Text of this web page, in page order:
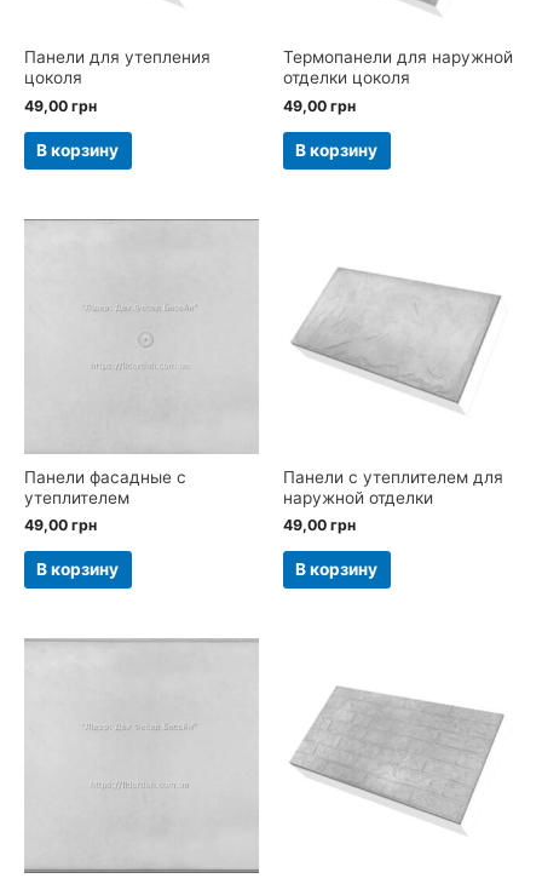
Панели для утепления
цоколя
49,00 грн
В корзину
Термопанели для наружной
отделки цоколя
49,00 грн
В корзину
Панели фасадные с
утеплителем
49,00 грн
В корзину
Панели с утеплителем для
наружной отделки
49,00 грн
В корзину